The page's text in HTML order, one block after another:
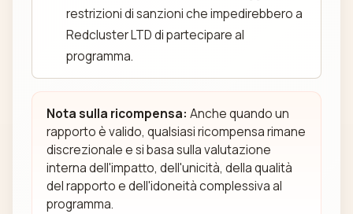
restrizioni di sanzioni che impedirebbero a
Redcluster LTD di partecipare al
programma.
Nota sulla ricompensa: Anche quando un
rapporto è valido, qualsiasi ricompensa rimane
discrezionale e si basa sulla valutazione
interna dell'impatto, dell'unicità, della qualità
del rapporto e dell'idoneità complessiva al
programma.